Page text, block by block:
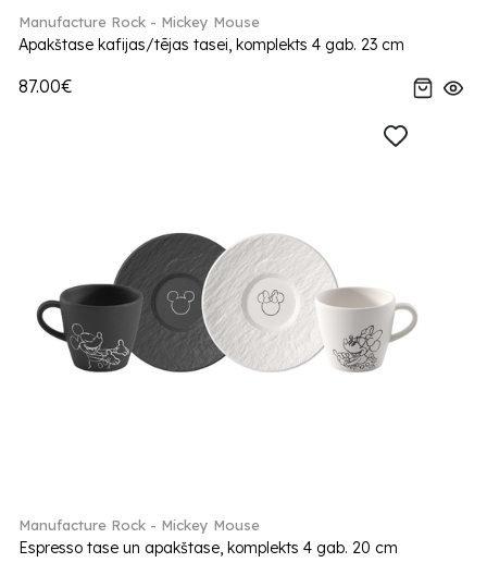
Manufacture Rock - Mickey Mouse
Apakštase kafijas/tējas tasei, komplekts 4 gab. 23 cm
87.00€
Manufacture Rock - Mickey Mouse
Espresso tase un apakštase, komplekts 4 gab. 20 cm